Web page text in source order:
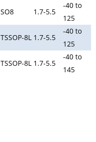
SO8 1.7-5.5
-40 to
125
TSSOP-8L 1.7-5.5
-40 to
125
TSSOP-8L 1.7-5.5
-40 to
145